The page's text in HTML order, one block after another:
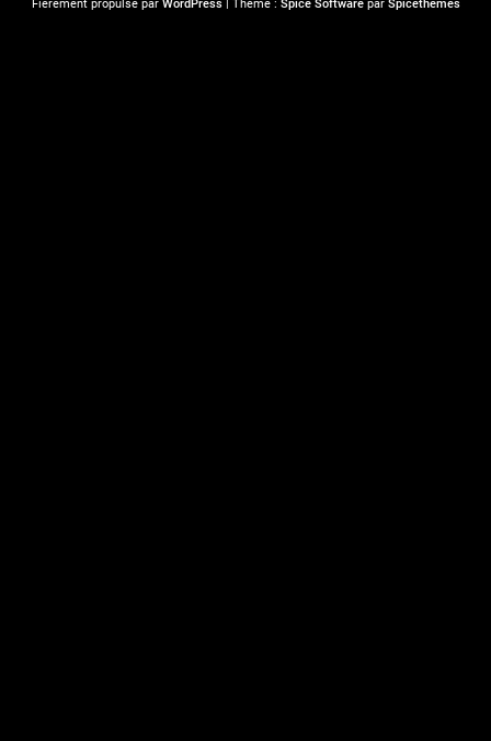
Fièrement propulsé par WordPress| Thème : Spice Softwarepar Spicethemes